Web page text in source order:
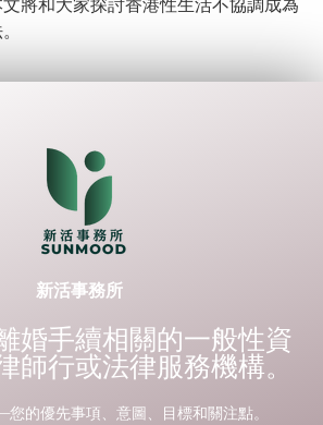
將和大家探討香港性生活不協調成為
新活事務所
婚手續相關的一般性資
師行或法律服務機構。
的優先事項、意圖、目標和關注點。